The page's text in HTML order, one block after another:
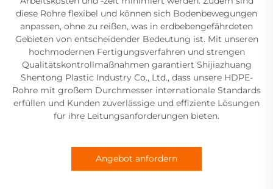
diese Rohre flexibel und können sich Bodenbewegungen
anpassen, ohne zu reißen, was in erdbebengefährdeten
Gebieten von entscheidender Bedeutung ist. Mit unseren
hochmodernen Fertigungsverfahren und strengen
Qualitätskontrollmaßnahmen garantiert Shijiazhuang
Shentong Plastic Industry Co., Ltd., dass unsere HDPE-
Rohre mit großem Durchmesser internationale Standards
erfüllen und Kunden zuverlässige und effiziente Lösungen
für ihre Leitungsanforderungen bieten.
Angebot anfordern